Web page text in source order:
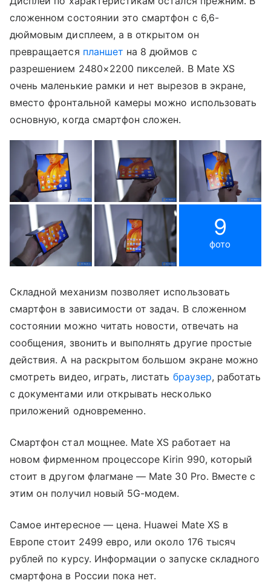
сложенном состоянии это смартфон с 6,6-
дюймовым дисплеем, а в открытом он
превращается планшет на 8 дюймов с
разрешением 2480×2200 пикселей. В Mate XS
очень маленькие рамки и нет вырезов в экране,
вместо фронтальной камеры можно использовать
основную, когда смартфон сложен.
9
фото
Складной механизм позволяет использовать
смартфон в зависимости от задач. В сложенном
состоянии можно читать новости, отвечать на
сообщения, звонить и выполнять другие простые
действия. А на раскрытом большом экране можно
смотреть видео, играть, листать браузер, работать
с документами или открывать несколько
приложений одновременно.
Смартфон стал мощнее. Mate XS работает на
новом фирменном процессоре Kirin 990, который
стоит в другом флагмане — Mate 30 Pro. Вместе с
этим он получил новый 5G-модем.
Самое интересное — цена. Huawei Mate XS в
Европе стоит 2499 евро, или около 176 тысяч
рублей по курсу. Информации о запуске складного
смартфона в России пока нет.